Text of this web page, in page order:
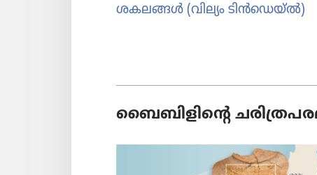
ശകലങ്ങൾ (വില്യം ടിൻഡെ​യ്‌ൽ)
ബൈബി​ളി​ന്റെ